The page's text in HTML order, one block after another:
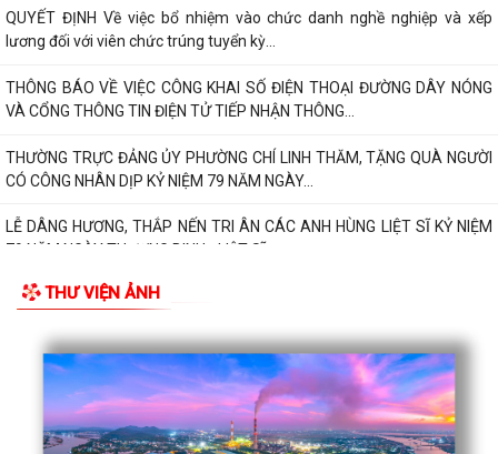
QUYẾT ĐỊNH Về việc bổ nhiệm vào chức danh nghề nghiệp và xếp
lương đối với viên chức trúng tuyển kỳ...
THÔNG BÁO VỀ VIỆC CÔNG KHAI SỐ ĐIỆN THOẠI ĐƯỜNG DÂY NÓNG
VÀ CỔNG THÔNG TIN ĐIỆN TỬ TIẾP NHẬN THÔNG...
THƯỜNG TRỰC ĐẢNG ỦY PHƯỜNG CHÍ LINH THĂM, TẶNG QUÀ NGƯỜI
CÓ CÔNG NHÂN DỊP KỶ NIỆM 79 NĂM NGÀY...
LỄ DÂNG HƯƠNG, THẮP NẾN TRI ÂN CÁC ANH HÙNG LIỆT SĨ KỶ NIỆM
79 NĂM NGÀY THƯƠNG BINH - LIỆT SĨ...
Lịch công tác của Thường trực HĐND, lãnh đạo UBND phường tuần 30
BAN XÂY DỰNG ĐẢNG ĐẢNG ỦY PHƯỜNG CHÍ LINH PHỐI HỢP VỚI
TRƯỜNG QUÂN SỰ QUÂN KHU 3 TỔ CHỨC CHƯƠNG...
PHƯỜNG CHÍ LINH TỔ CHỨC HỘI NGHỊ TẬP HUẤN BỒI DƯỠNG KỸ NĂNG
CHUYỂN ĐỔI SỐ NĂM 2026
THƯ VIỆN ẢNH